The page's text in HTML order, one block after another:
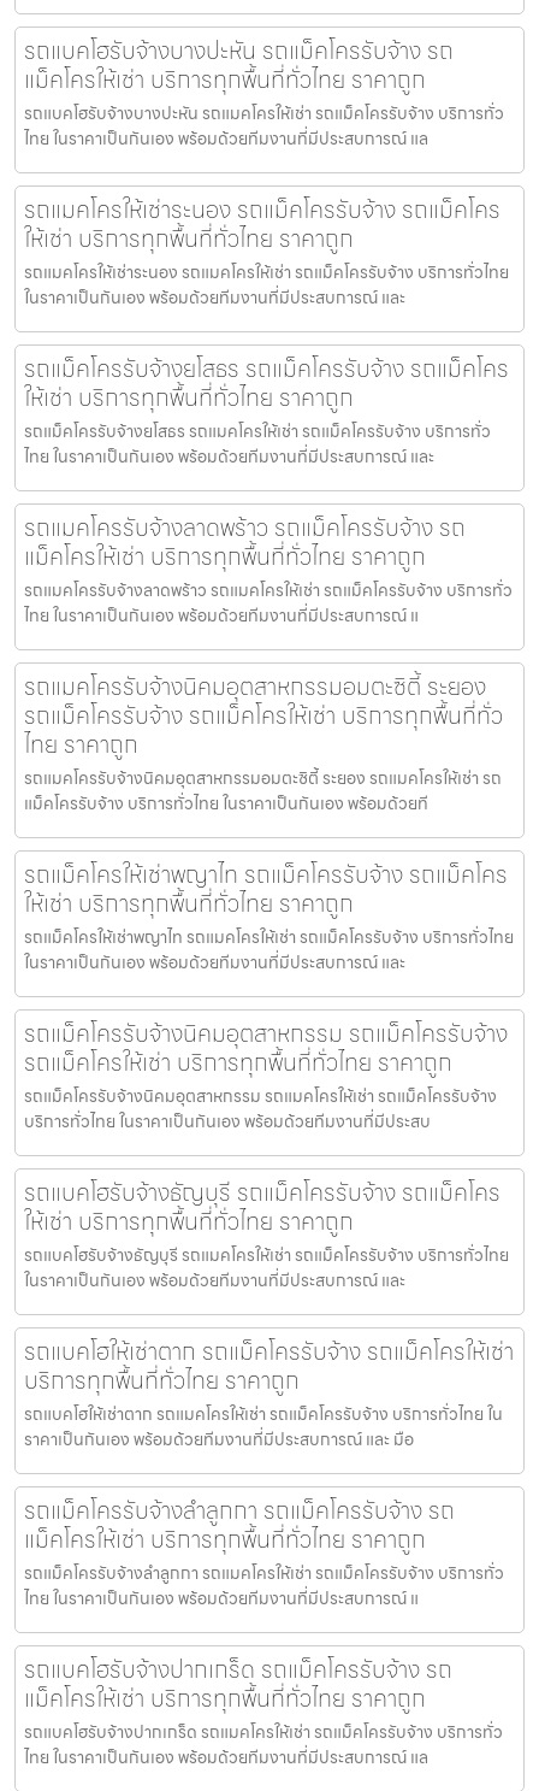
รถแบคโฮรับจ้างบางปะหัน รถแม็คโครรับจ้าง รถ
แม็คโครให้เช่า บริการทุกพื้นที่ทั่วไทย ราคาถูก
รถแบคโฮรับจ้างบางปะหัน รถแมคโครให้เช่า รถแม็คโครรับจ้าง บริการทั่ว
ไทย ในราคาเป็นกันเอง พร้อมด้วยทีมงานที่มีประสบการณ์ แล
รถแมคโครให้เช่าระนอง รถแม็คโครรับจ้าง รถแม็คโคร
ให้เช่า บริการทุกพื้นที่ทั่วไทย ราคาถูก
รถแมคโครให้เช่าระนอง รถแมคโครให้เช่า รถแม็คโครรับจ้าง บริการทั่วไทย
ในราคาเป็นกันเอง พร้อมด้วยทีมงานที่มีประสบการณ์ และ
รถแม็คโครรับจ้างยโสธร รถแม็คโครรับจ้าง รถแม็คโคร
ให้เช่า บริการทุกพื้นที่ทั่วไทย ราคาถูก
รถแม็คโครรับจ้างยโสธร รถแมคโครให้เช่า รถแม็คโครรับจ้าง บริการทั่ว
ไทย ในราคาเป็นกันเอง พร้อมด้วยทีมงานที่มีประสบการณ์ และ
รถแมคโครรับจ้างลาดพร้าว รถแม็คโครรับจ้าง รถ
แม็คโครให้เช่า บริการทุกพื้นที่ทั่วไทย ราคาถูก
รถแมคโครรับจ้างลาดพร้าว รถแมคโครให้เช่า รถแม็คโครรับจ้าง บริการทั่ว
ไทย ในราคาเป็นกันเอง พร้อมด้วยทีมงานที่มีประสบการณ์ แ
รถแมคโครรับจ้างนิคมอุตสาหกรรมอมตะซิตี้ ระยอง
รถแม็คโครรับจ้าง รถแม็คโครให้เช่า บริการทุกพื้นที่ทั่ว
ไทย ราคาถูก
รถแมคโครรับจ้างนิคมอุตสาหกรรมอมตะซิตี้ ระยอง รถแมคโครให้เช่า รถ
แม็คโครรับจ้าง บริการทั่วไทย ในราคาเป็นกันเอง พร้อมด้วยที
รถแม็คโครให้เช่าพญาไท รถแม็คโครรับจ้าง รถแม็คโคร
ให้เช่า บริการทุกพื้นที่ทั่วไทย ราคาถูก
รถแม็คโครให้เช่าพญาไท รถแมคโครให้เช่า รถแม็คโครรับจ้าง บริการทั่วไทย
ในราคาเป็นกันเอง พร้อมด้วยทีมงานที่มีประสบการณ์ และ
รถแม็คโครรับจ้างนิคมอุตสาหกรรม รถแม็คโครรับจ้าง
รถแม็คโครให้เช่า บริการทุกพื้นที่ทั่วไทย ราคาถูก
รถแม็คโครรับจ้างนิคมอุตสาหกรรม รถแมคโครให้เช่า รถแม็คโครรับจ้าง
บริการทั่วไทย ในราคาเป็นกันเอง พร้อมด้วยทีมงานที่มีประสบ
รถแบคโฮรับจ้างธัญบุรี รถแม็คโครรับจ้าง รถแม็คโคร
ให้เช่า บริการทุกพื้นที่ทั่วไทย ราคาถูก
รถแบคโฮรับจ้างธัญบุรี รถแมคโครให้เช่า รถแม็คโครรับจ้าง บริการทั่วไทย
ในราคาเป็นกันเอง พร้อมด้วยทีมงานที่มีประสบการณ์ และ
รถแบคโฮให้เช่าตาก รถแม็คโครรับจ้าง รถแม็คโครให้เช่า
บริการทุกพื้นที่ทั่วไทย ราคาถูก
รถแบคโฮให้เช่าตาก รถแมคโครให้เช่า รถแม็คโครรับจ้าง บริการทั่วไทย ใน
ราคาเป็นกันเอง พร้อมด้วยทีมงานที่มีประสบการณ์ และ มือ
รถแม็คโครรับจ้างลำลูกกา รถแม็คโครรับจ้าง รถ
แม็คโครให้เช่า บริการทุกพื้นที่ทั่วไทย ราคาถูก
รถแม็คโครรับจ้างลำลูกกา รถแมคโครให้เช่า รถแม็คโครรับจ้าง บริการทั่ว
ไทย ในราคาเป็นกันเอง พร้อมด้วยทีมงานที่มีประสบการณ์ แ
รถแบคโฮรับจ้างปากเกร็ด รถแม็คโครรับจ้าง รถ
แม็คโครให้เช่า บริการทุกพื้นที่ทั่วไทย ราคาถูก
รถแบคโฮรับจ้างปากเกร็ด รถแมคโครให้เช่า รถแม็คโครรับจ้าง บริการทั่ว
ไทย ในราคาเป็นกันเอง พร้อมด้วยทีมงานที่มีประสบการณ์ แล